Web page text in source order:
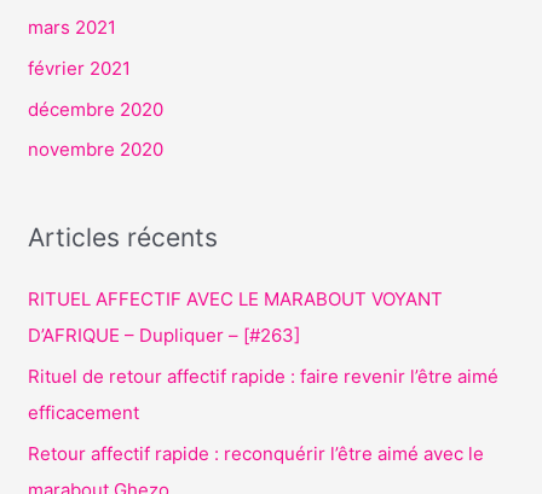
mars 2021
février 2021
décembre 2020
novembre 2020
Articles récents
RITUEL AFFECTIF AVEC LE MARABOUT VOYANT
D’AFRIQUE – Dupliquer – [#263]
Rituel de retour affectif rapide : faire revenir l’être aimé
efficacement
Retour affectif rapide : reconquérir l’être aimé avec le